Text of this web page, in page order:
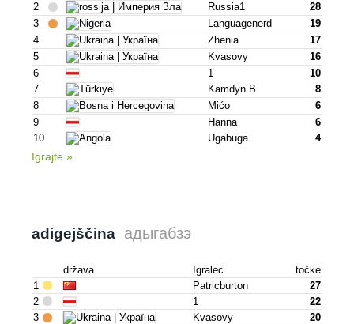
2
Russia1
28
3
Languagenerd
19
4
Zhenia
17
5
Kvasovy
16
6
1
10
7
Kamdyn B.
8
8
Mićo
6
9
Hanna
6
10
Ugabuga 4
Igrajte »
adigejščina адыгабзэ
država Igralec
točke
1
Patricburton
27
2
1
22
3
Kvasovy
20